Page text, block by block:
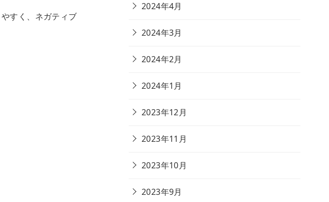
すく、ネガティブ
2024年4月
2024年3月
2024年2月
2024年1月
2023年12月
2023年11月
2023年10月
2023年9月